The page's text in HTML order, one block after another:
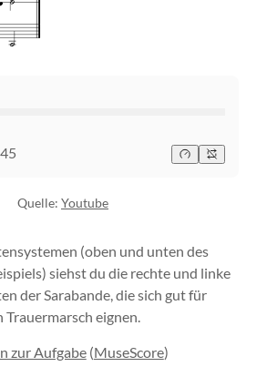
Quelle: Youtube
(oben und unten des
siehst du die rechte und linke
der Sarabande, die sich gut für
eignen.
zur Aufgabe(MuseScore)